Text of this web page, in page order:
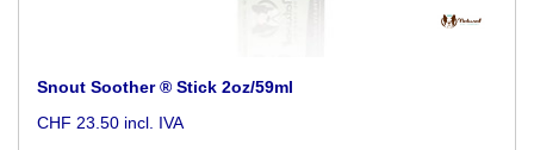
Snout Soother ® Stick 2oz/59ml
CHF 23.50 incl. IVA